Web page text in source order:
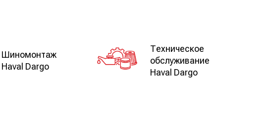
Шиномонтаж
Haval Dargo
Техническое
обслуживание
Haval Dargo